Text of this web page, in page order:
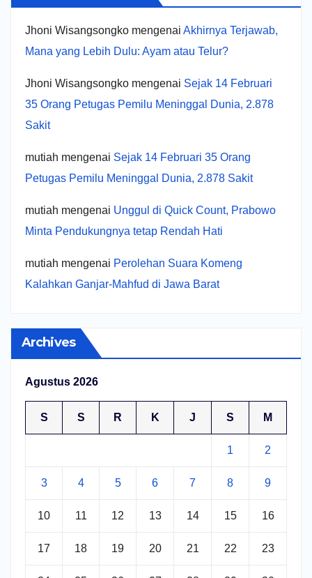
Jhoni Wisangsongko mengenai Akhirnya Terjawab,
Mana yang Lebih Dulu: Ayam atau Telur?
Jhoni Wisangsongko mengenai Sejak 14 Februari
35 Orang Petugas Pemilu Meninggal Dunia, 2.878
Sakit
mutiah mengenai Sejak 14 Februari 35 Orang
Petugas Pemilu Meninggal Dunia, 2.878 Sakit
mutiah mengenai Unggul di Quick Count, Prabowo
Minta Pendukungnya tetap Rendah Hati
mutiah mengenai Perolehan Suara Komeng
Kalahkan Ganjar-Mahfud di Jawa Barat
Archives
Agustus 2026
S S R K J S M
1 2
3 4 5 6 7 8 9
10 11 12 13 14 15 16
17 18 19 20 21 22 23